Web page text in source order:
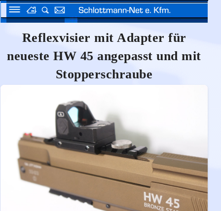
Reflexvisier mit Adapter für
neueste HW 45 angepasst und mit
Stopperschraube